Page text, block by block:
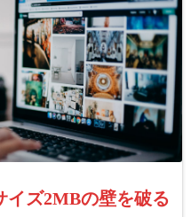
イズ2MBの壁を破る